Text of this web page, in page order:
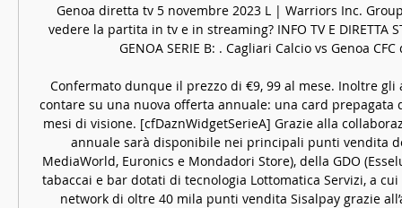
Genoa diretta tv 5 novembre 2023 L | Warriors Inc.
vedere la partita in tv e in streaming? INFO TV E DIRETTA
GENOA SERIE B: . Cagliari Calcio vs Genoa
Confermato dunque il prezzo di €9, 99 al mese. Inoltre gli
contare su una nuova offerta annuale: una card prepagata
mesi di visione. [cfDaznWidgetSerieA] Grazie alla
annuale sarà disponibile nei principali punti vendita
MediaWorld, Euronics e Mondadori Store), della GDO
tabaccai e bar dotati di tecnologia Lottomatica Servizi, a
network di oltre 40 mila punti vendita Sisalpay grazie